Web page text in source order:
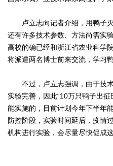
卢立志向记者介绍，用鸭子灭
还有许多技术参数、方法尚需实
高校的确已经和浙江省农业科学
将派遣两名博士前来交流，学习
不过，卢立志强调，由于技术
实验完善，因此“10万只鸭子出
能实施的，目前计划今年下半年
防控阶段，实验时间延后，疫情
机构进行实验，会尽量尽快促成